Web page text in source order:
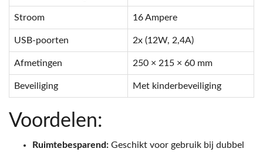
Stroom 16 Ampere
USB-poorten 2x (12W, 2,4A)
Afmetingen 250 × 215 × 60 mm
Beveiliging Met kinderbeveiliging
Voordelen:
Ruimtebesparend: Geschikt voor gebruik bij dubbel